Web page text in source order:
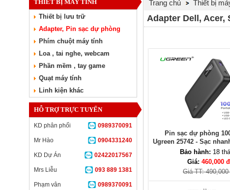
THIẾT BỊ MÁY TÍNH
Thiết bị lưu trữ
Adapter, Pin sạc dự phòng
Phím chuột máy tính
Loa , tai nghe, webcam
Phần mềm , tay game
Quạt máy tính
Linh kiện khác
HỖ TRỢ TRỰC TUYẾN
0989370091
KD phân phối
0904331240
Mr Hào
02422017567
KD Dự Án
093 889 1381
Mrs Liễu
0989370091
Phạm vân
Trang chủ Thiết bị
Adapter Dell, Acer,
Pin sạc dự phòng
Ugreen 25742 - Sạc
nhỏ gọn, an
Bảo hành: 18
Giá: 460,000 đ
Giá TT: 490,000